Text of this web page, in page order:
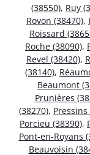
(38550), Ruy
Rovon (38470),
Roissard
Roche (38090),
Revel (38420),
(38140),
Beaumont
Prunières
(38270), Pressins
Porcieu (38390),
Pont-en-Royans
Beauvoisin